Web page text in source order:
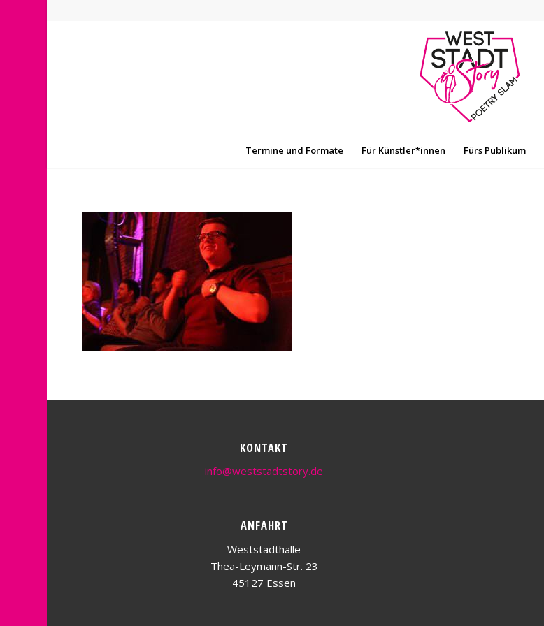
Termine und Formate Für Künstler*innen Fürs Publikum
KONTAKT
info@weststadtstory.de
ANFAHRT
Weststadthalle
Thea-Leymann-Str. 23
45127 Essen